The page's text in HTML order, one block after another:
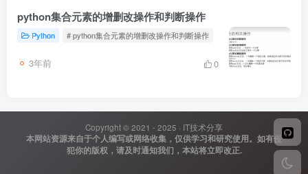
python集合元素的增删改操作和判断操作
Python # python集合元素的增删改操作和判断操作
3年前 0
Copyright © 2021 - 2025 · IT技术分享
本网站资源来自于个人编写或网络收集，仅供学习和研究使用。如有侵
犯你的版权，请及时通知我们，本站将立即改正.